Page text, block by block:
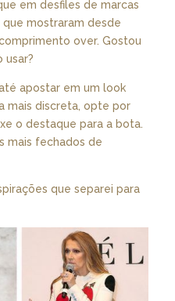
em desfiles de marcas
que mostraram desde
over. Gostou
usar?
apostar em um look
mais discreta, opte por
o destaque para a bota.
mais fechados de
que separei para